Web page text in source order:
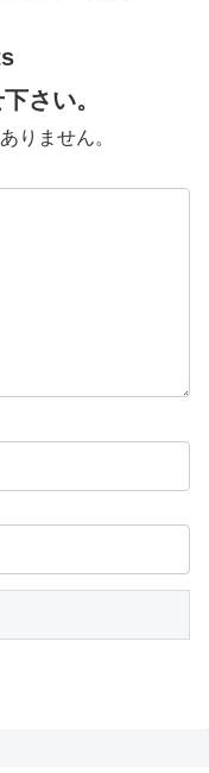
さい。
りません。